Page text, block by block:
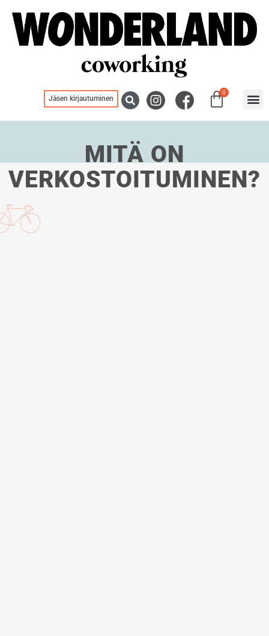
Jäsen kirjautuminen
0
MITÄ ON
VERKOSTOITUMINEN?